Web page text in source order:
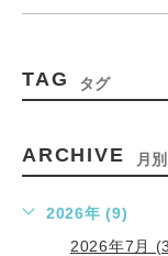
TAG タグ
ARCHIVE 月
2026年 (9)
2026年7月